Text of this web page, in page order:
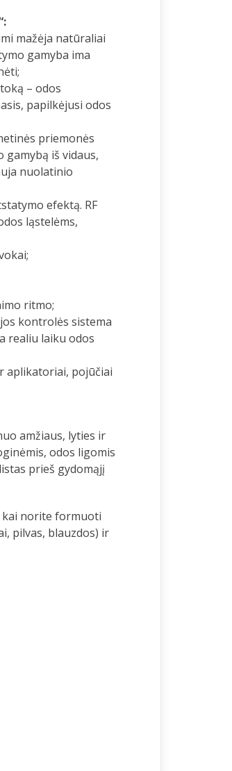
mažėja natūraliai
gamyba ima
– odos
papilkėjusi odos
priemonės
iš vidaus,
nuolatinio
efektą. RF
ląstelėms,
ritmo;
kontrolės sistema
realiu laiku odos
aplikatoriai, pojūčiai
amžiaus, lyties ir
odos ligomis
prieš gydomąjį
kai norite formuoti
pilvas, blauzdos) ir